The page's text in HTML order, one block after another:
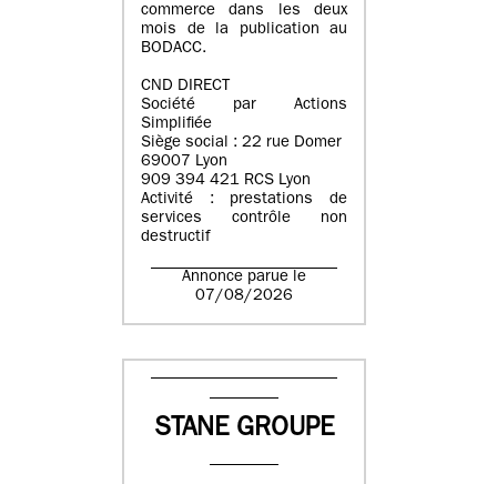
commerce dans les deux
mois de la publication au
BODACC.
CND DIRECT
Société par Actions
Simplifiée
Siège social : 22 rue Domer
69007 Lyon
909 394 421 RCS Lyon
Activité : prestations de
services contrôle non
destructif
Annonce parue le
07/08/2026
STANE GROUPE